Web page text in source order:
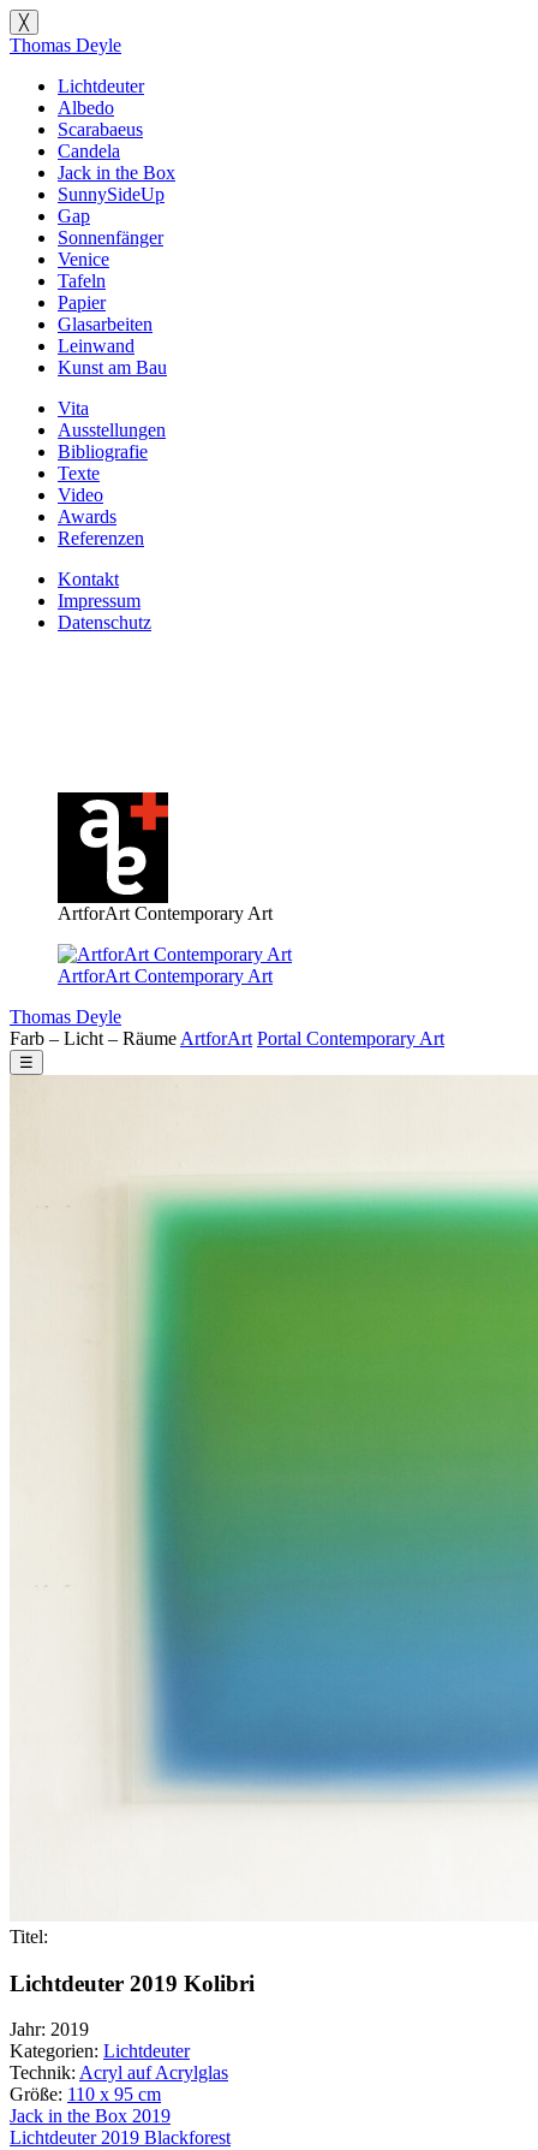
╳
Thomas Deyle
Lichtdeuter
Albedo
Scarabaeus
Candela
Jack in the Box
SunnySideUp
Gap
Sonnenfänger
Venice
Tafeln
Papier
Glasarbeiten
Leinwand
Kunst am Bau
Vita
Ausstellungen
Bibliografie
Texte
Video
Awards
Referenzen
Kontakt
Impressum
Datenschutz
ArtforArt Contemporary Art
ArtforArt Contemporary Art
Thomas Deyle
Farb – Licht – Räume ArtforArt Portal Contemporary Art
☰
Titel:
Lichtdeuter 2019 Kolibri
Jahr: 2019
Kategorien: Lichtdeuter
Technik: Acryl auf Acrylglas
Größe: 110 x 95 cm
Beitragsnavigation
Jack in the Box 2019
Lichtdeuter 2019 Blackforest